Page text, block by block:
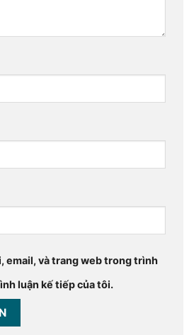
email, và trang web trong trình
luận kế tiếp của tôi.